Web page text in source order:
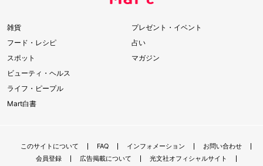
雑貨
フード・レシピ
スポット
ビューティ・ヘルス
ライフ・ピープル
Mart白書
プレゼント・イベント
占い
マガジン
このサイトについて FAQ インフォメーション
お問い合わせ
会員登録
広告掲載について
光文社オフィシャルサイト